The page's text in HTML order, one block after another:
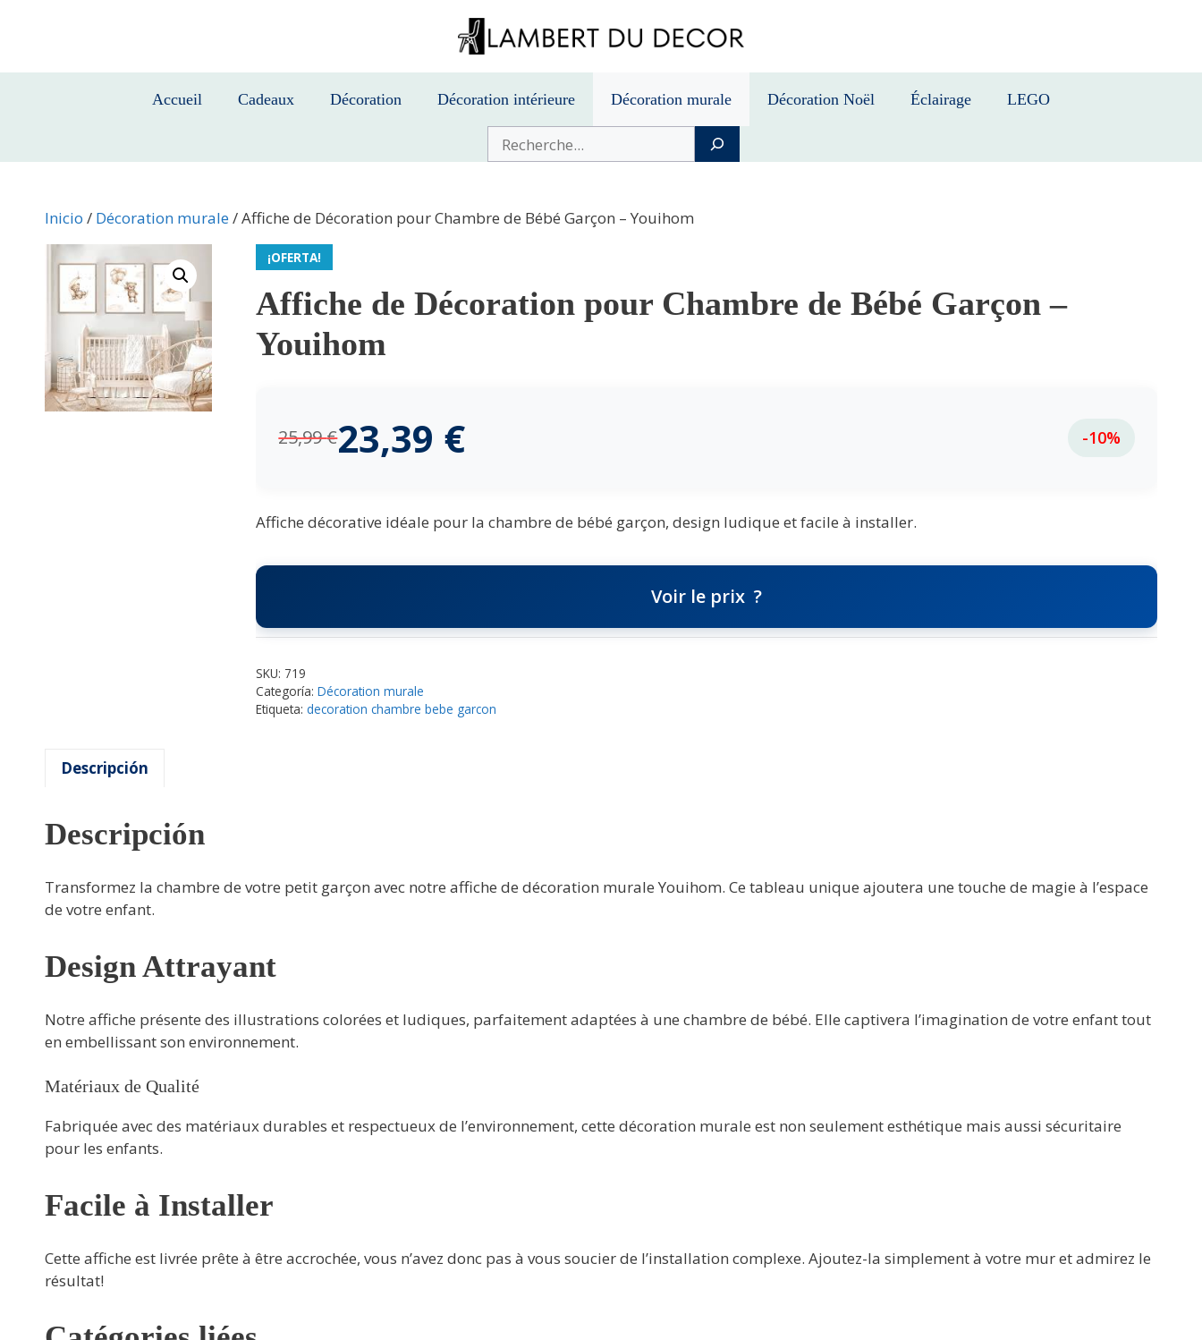
Accueil Cadeaux Décoration Décoration intérieure Décoration murale Décoration Noël Éclairage LEGO
Buscar
Inicio / Décoration murale/ Affiche de Décoration pour Chambre de Bébé Garçon – Youihom
¡OFERTA!
Affiche de Décoration pour Chambre de Bébé Garçon –
Youihom
25,99€23,39 € -10%
Affiche décorative idéale pour la chambre de bébé garçon, design ludique et facile à installer.
Voir le prix
SKU: 719
Categoría:Décoration murale
Etiqueta: decoration chambre bebe garcon
Descripción
Descripción
Transformez la chambre de votre petit garçon avec notre affiche de décoration murale Youihom. Ce tableau unique ajoutera une touche de magie à l’espace
de votre enfant.
Design Attrayant
Notre affiche présente des illustrations colorées et ludiques, parfaitement adaptées à une chambre de bébé. Elle captivera l’imagination de votre enfant tout
en embellissant son environnement.
Matériaux de Qualité
Fabriquée avec des matériaux durables et respectueux de l’environnement, cette décoration murale est non seulement esthétique mais aussi sécuritaire
pour les enfants.
Facile à Installer
Cette affiche est livrée prête à être accrochée, vous n’avez donc pas à vous soucier de l’installation complexe. Ajoutez-la simplement à votre mur et admirez le
résultat!